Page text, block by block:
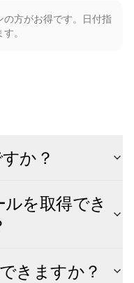
方がお得です。日付指
。
か？
を取得でき
きますか？